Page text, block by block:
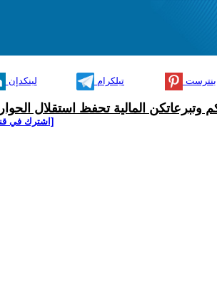
لينكدإن تيلكرام بنترست
وتبرعاتكن المالية تحفظ استقلال
[اشترك في